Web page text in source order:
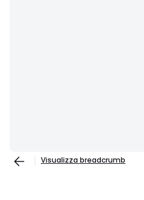
Visualizza breadcrumb